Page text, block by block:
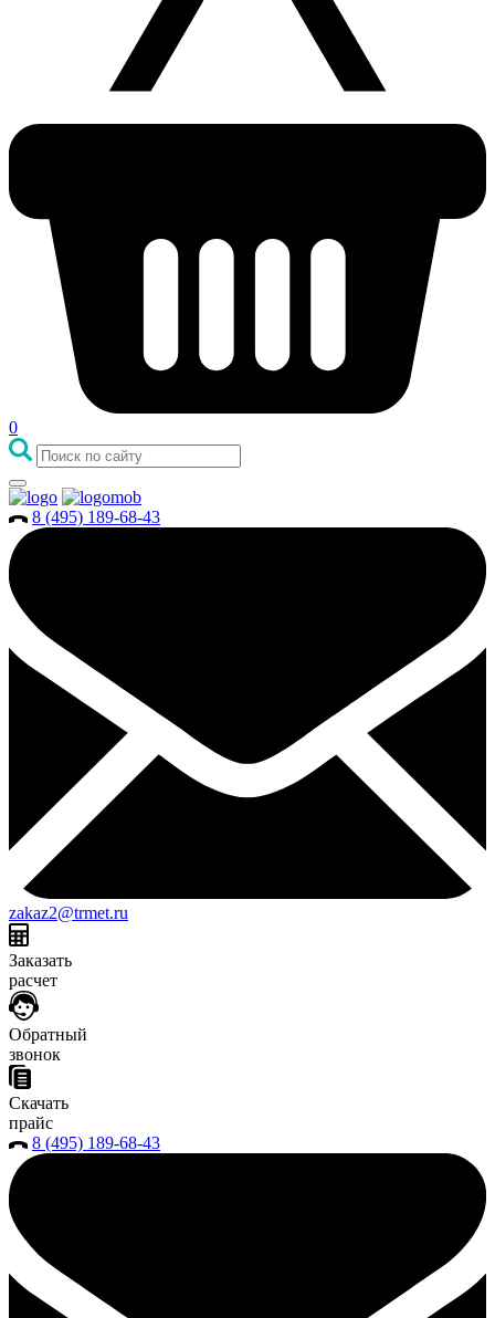
0
8 (495) 189-68-43
zakaz2@trmet.ru
Заказать
расчет
Обратный
звонок
Скачать
прайс
8 (495) 189-68-43